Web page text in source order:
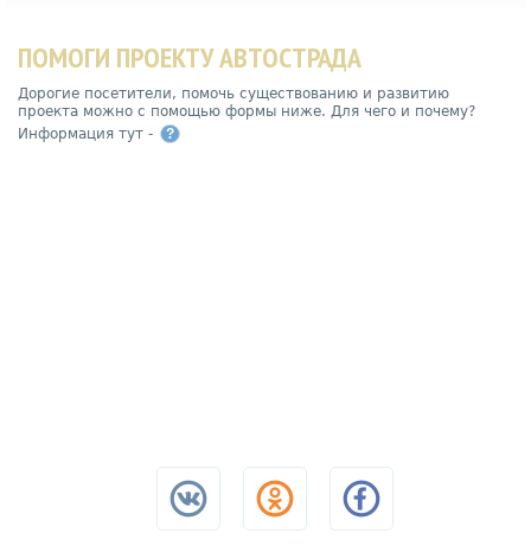
ПОМОГИ ПРОЕКТУ АВТОСТРАДА
Дорогие посетители, помочь существованию и развитию
проекта можно с помощью формы ниже. Для чего и почему?
Информация тут -
?